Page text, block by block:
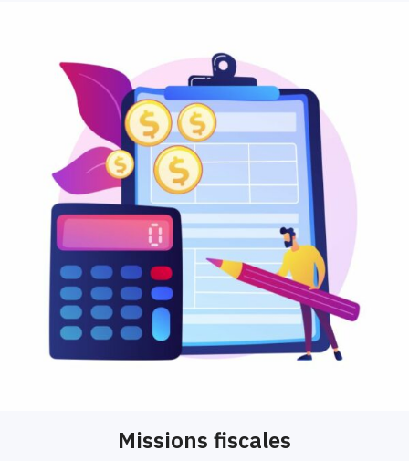
Missions fiscales